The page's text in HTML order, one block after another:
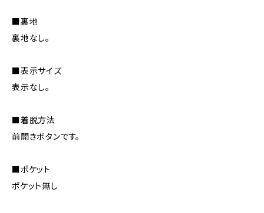
■裏地
裏地なし。
■表示サイズ
表示なし。
■着脱方法
前開きボタンです。
■ポケット
ポケット無し